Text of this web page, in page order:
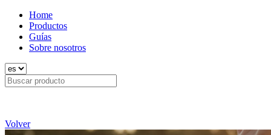
Home
Productos
Guías
Sobre nosotros
Volver